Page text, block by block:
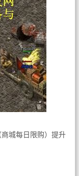
城每日限购）提升